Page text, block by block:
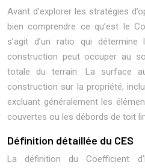
Avant d’explorer les stratégies
bien comprendre ce qu’est le
s’agit d’un ratio qui détermine
construction peut occuper au
totale du terrain. La surface
construction sur la propriété,
excluant généralement les
couvertes ou les débords de toit
Définition détaillée du CES
La définition du Coefficient